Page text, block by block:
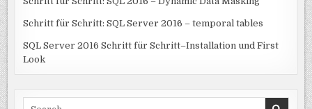
Schritt für Schritt: SQL Server 2016 – temporal tables
SQL Server 2016 Schritt für Schritt–Installation und First
Look